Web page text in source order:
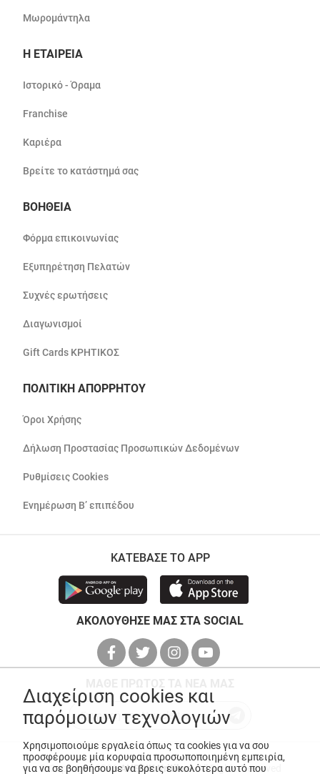
Μωρομάντηλα
Η ΕΤΑΙΡΕΙΑ
Ιστορικό - Όραμα
Franchise
Καριέρα
Βρείτε το κατάστημά σας
ΒΟΗΘΕΙΑ
Φόρμα επικοινωνίας
Εξυπηρέτηση Πελατών
Συχνές ερωτήσεις
Διαγωνισμοί
Gift Cards ΚΡΗΤΙΚΟΣ
ΠΟΛΙΤΙΚΗ ΑΠΟΡΡΗΤΟΥ
Όροι Χρήσης
Δήλωση Προστασίας Προσωπικών Δεδομένων
Ρυθμίσεις Cookies
Ενημέρωση Β’ επιπέδου
ΚΑΤΕΒΑΣΕ ΤΟ APP
ΑΚΟΛΟΥΘΗΣΕ ΜΑΣ ΣΤΑ SOCIAL
© Copyright 2026ANEDIK Kritikos. All Rights Reserved
Διαχείριση cookies και
παρόμοιων τεχνολογιών
Χρησιμοποιούμε εργαλεία όπως τα cookies για να σου
προσφέρουμε μία κορυφαία προσωποποιημένη εμπειρία,
για να σε βοηθήσουμε να βρεις ευκολότερα αυτό που